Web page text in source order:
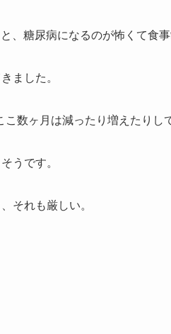
糖尿病になるのが怖くて食事
ました。
数ヶ月は減ったり増えたりし
うです。
それも厳しい。